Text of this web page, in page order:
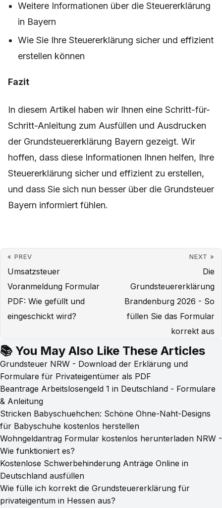
Weitere Informationen über die Steuererklärung
in Bayern
Wie Sie Ihre Steuererklärung sicher und effizient
erstellen können
Fazit
In diesem Artikel haben wir Ihnen eine Schritt-für-
Schritt-Anleitung zum Ausfüllen und Ausdrucken
der Grundsteuererklärung Bayern gezeigt. Wir
hoffen, dass diese Informationen Ihnen helfen, Ihre
Steuererklärung sicher und effizient zu erstellen,
und dass Sie sich nun besser über die Grundsteuer
Bayern informiert fühlen.
« PREV
Umsatzsteuer
Voranmeldung Formular
PDF: Wie gefüllt und
eingeschickt wird?
NEXT »
Die
Grundsteuererklärung
Brandenburg 2026 - So
füllen Sie das Formular
korrekt aus
📚 You May Also Like These Articles
Grundsteuer NRW - Download der Erklärung und
Formulare für Privateigentümer als PDF
Beantrage Arbeitslosengeld 1 in Deutschland - Formulare
& Anleitung
Stricken Babyschuehchen: Schöne Ohne-Naht-Designs
für Babyschuhe kostenlos herstellen
Wohngeldantrag Formular kostenlos herunterladen NRW -
Wie funktioniert es?
Kostenlose Schwerbehinderung Anträge Online in
Deutschland ausfüllen
Wie fülle ich korrekt die Grundsteuererklärung für
privateigentum in Hessen aus?